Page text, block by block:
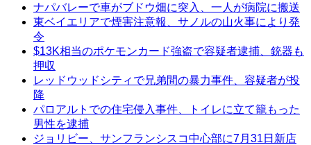
ナパバレーで車がブドウ畑に突入、一人が病院に搬送
東ベイエリアで煙害注意報、サノルの山火事により発
令
$13K相当のポケモンカード強盗で容疑者逮捕、銃器も
押収
レッドウッドシティで兄弟間の暴力事件、容疑者が投
降
パロアルトでの住宅侵入事件、トイレに立て籠もった
男性を逮捕
ジョリビー、サンフランシスコ中心部に7月31日新店